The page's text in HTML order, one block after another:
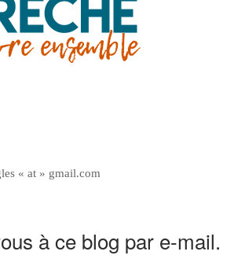
« at » gmail.com
à ce blog par e-mail.